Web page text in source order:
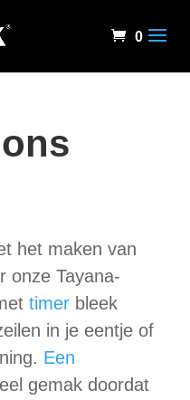
0
het maken van
onze Tayana-
timer bleek
in je eentje of
Een
gemak doordat